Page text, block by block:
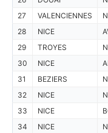
27
VALENCIENNES
28
NICE
29
TROYES
30
NICE
31
BEZIERS
32
NICE
33
NICE
34
NICE